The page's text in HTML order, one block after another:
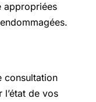
appropriées
consultation
de vos